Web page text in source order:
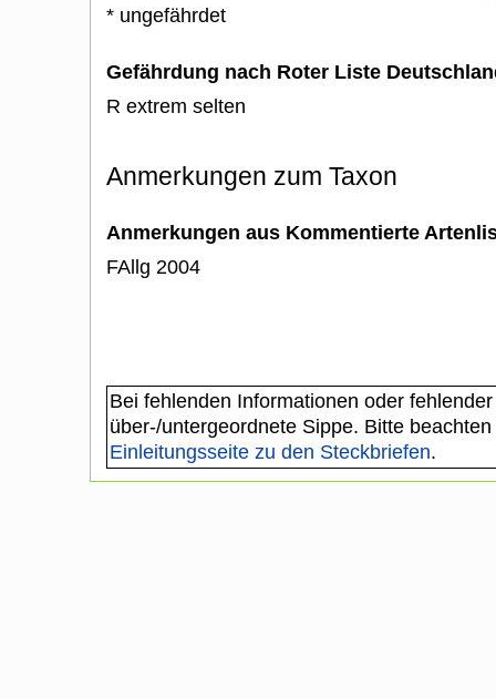
* ungefährdet
Gefährdung nach Roter Liste
R extrem selten
Anmerkungen zum Taxon
Anmerkungen aus Kommentierte
FAllg 2004
Bei fehlenden Informationen oder
über-/untergeordnete Sippe. Bitte
Einleitungsseite zu den Steckbriefen.